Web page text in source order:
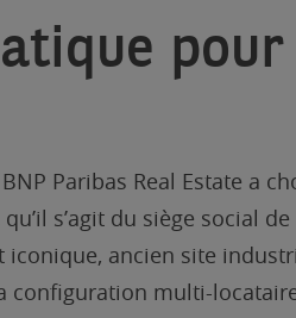
Paribas Real Estate a
s’agit du siège social
ancien site
configuration multi-